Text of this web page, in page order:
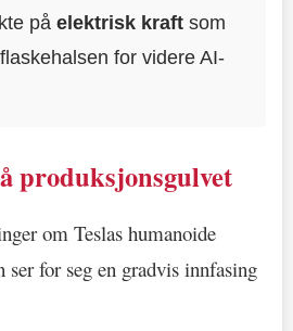
påelektrisk kraft som
for videre AI-
produksjonsgulvet
om Teslas humanoide
ser for seg en gradvis innfasing